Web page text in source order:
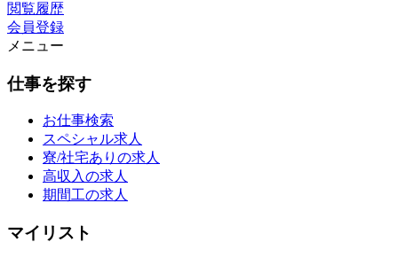
閲覧履歴
会員登録
メニュー
仕事を探す
お仕事検索
スペシャル求人
寮/社宅ありの求人
高収入の求人
期間工の求人
マイリスト